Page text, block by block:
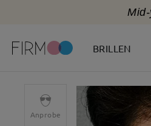
BRILLEN
Anprobe